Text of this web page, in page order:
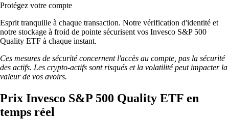
Protégez votre compte
Esprit tranquille à chaque transaction. Notre vérification d'identité et
notre stockage à froid de pointe sécurisent vos Invesco S&P 500
Quality ETF à chaque instant.
Ces mesures de sécurité concernent l'accès au compte, pas la sécurité
des actifs. Les crypto-actifs sont risqués et la volatilité peut impacter la
valeur de vos avoirs.
Prix Invesco S&P 500 Quality ETF en
temps réel